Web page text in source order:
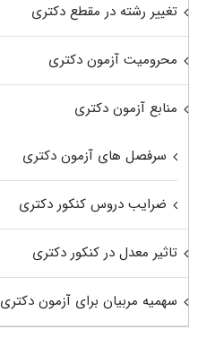
تغییر رشته در مقطع دکتری
محرومیت آزمون دکتری
منابع آزمون دکتری
سرفصل های آزمون دکتری
ضرایب دروس کنکور دکتری
تاثیر معدل در کنکور دکتری
سهمیه مربیان برای آزمون دکتری